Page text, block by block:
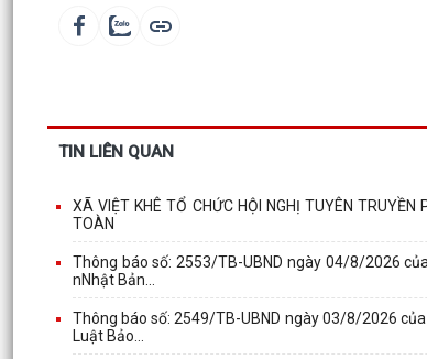
TIN LIÊN QUAN
XÃ VIỆT KHÊ TỔ CHỨC HỘI NGHỊ TUYÊN
TOÀN
Thông báo số: 2553/TB-UBND ngày 04/8/2026
nNhật Bản...
Thông báo số: 2549/TB-UBND ngày 03/8/2026
Luật Bảo...